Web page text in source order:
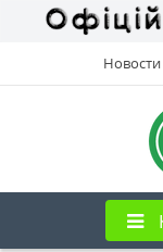
Новости